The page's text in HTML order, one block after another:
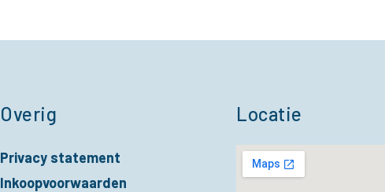
Overig
Privacy statement
Inkoopvoorwaarden
Locatie